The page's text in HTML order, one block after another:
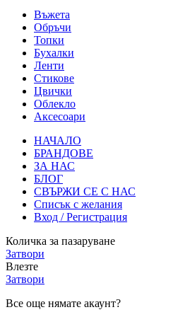
Въжета
Обръчи
Топки
Бухалки
Ленти
Стикове
Цвички
Облекло
Аксесоари
НАЧАЛО
БРАНДОВЕ
ЗА НАС
БЛОГ
СВЪРЖИ СЕ С НАС
Списък с желания
Вход / Регистрация
Количка за пазаруване
Затвори
Влезте
Затвори
Все още нямате акаунт?